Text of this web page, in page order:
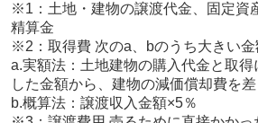
※1：土地・建物の譲渡代金、固定資
精算金
※2：取得費 次のa、bのうち大きい金
a.実額法：土地建物の購入代金と取
した金額から、建物の減価償却費を
b.概算法：譲渡収入金額×5％